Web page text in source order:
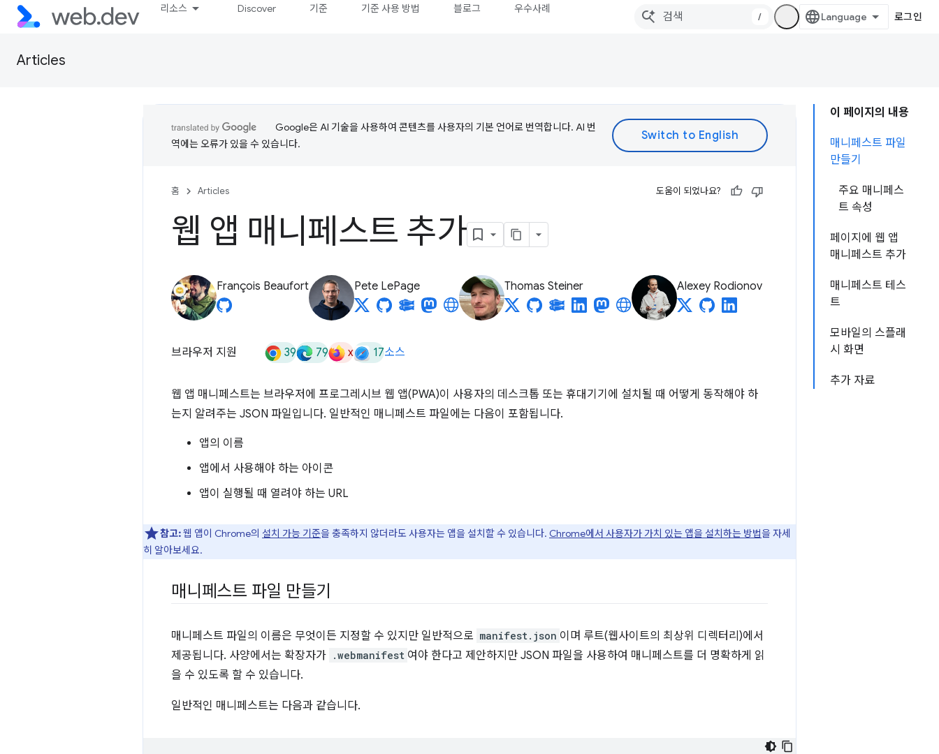
리소스 Discover 기준 기준 사용 방법 블로그 우수사례
/ 로그인
Articles
이 페이지의 내용
매니페스트 파일
만들기
주요 매니페스
트 속성
페이지에 웹 앱
매니페스트 추가
매니페스트 테스
트
모바일의 스플래
시 화면
추가 자료
Google은 AI 기술을 사용하여 콘텐츠를 사용자의 기본 언어로 번역합니다. AI 번
역에는 오류가 있을 수 있습니다.
홈 Articles 도움이 되었나요?
웹 앱 매니페스트 추가
François Beaufort Pete LePage Thomas Steiner Alexey Rodionov
브라우저 지원 39 79 x 17소스
웹 앱 매니페스트는 브라우저에 프로그레시브 웹 앱(PWA)이 사용자의 데스크톱 또는 휴대기기에 설치될 때 어떻게 동작해야 하
는지 알려주는 JSON 파일입니다. 일반적인 매니페스트 파일에는 다음이 포함됩니다.
앱의 이름
앱에서 사용해야 하는 아이콘
앱이 실행될 때 열려야 하는 URL
참고:웹 앱이 Chrome의 설치 가능 기준을 충족하지 않더라도 사용자는 앱을 설치할 수 있습니다. Chrome에서 사용자가 가치 있는 앱을 설치하는 방법을 자세
히 알아보세요.
매니페스트 파일 만들기
매니페스트 파일의 이름은 무엇이든 지정할 수 있지만 일반적으로 manifest.json 이며 루트(웹사이트의 최상위 디렉터리)에서
제공됩니다. 사양에서는 확장자가 .webmanifest 여야 한다고 제안하지만 JSON 파일을 사용하여 매니페스트를 더 명확하게 읽
을 수 있도록 할 수 있습니다.
일반적인 매니페스트는 다음과 같습니다.